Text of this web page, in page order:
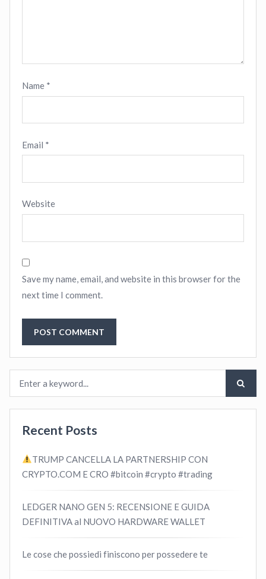
Name *
Email *
Website
Save my name, email, and website in this browser for the
next time I comment.
Recent Posts
TRUMP CANCELLA LA PARTNERSHIP CON
CRYPTO.COM E CRO #bitcoin #crypto #trading
LEDGER NANO GEN 5: RECENSIONE E GUIDA
DEFINITIVA al NUOVO HARDWARE WALLET
Le cose che possiedi finiscono per possedere te